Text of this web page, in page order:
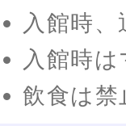
入館時
入館時
飲食は